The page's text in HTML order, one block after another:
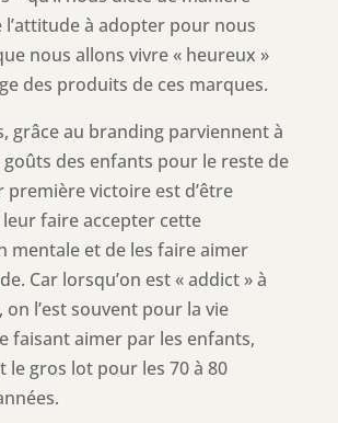
l’attitude à adopter pour nous
nous allons vivre « heureux »
des produits de ces marques.
grâce au branding parviennent à
des enfants pour le reste de
première victoire est d’être
faire accepter cette
mentale et de les faire aimer
Car lorsqu’on est « addict » à
l’est souvent pour la vie
faisant aimer par les enfants,
le gros lot pour les 70 à 80